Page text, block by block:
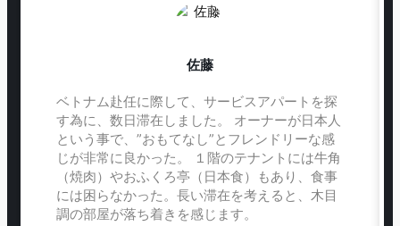
佐藤
ベトナム赴任に際して、サービスアパートを探
す為に、数日滞在しました。 オーナーが日本人
という事で、”おもてなし”とフレンドリーな感
じが非常に良かった。 １階のテナントには牛角
（焼肉）やおふくろ亭（日本食）もあり、食事
には困らなかった。長い滞在を考えると、木目
調の部屋が落ち着きを感じます。